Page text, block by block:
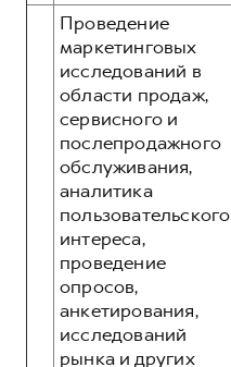
Проведение
маркетинговых
исследований в
области продаж,
сервисного и
послепродажного
обслуживания,
аналитика
пользовательского
интереса,
проведение
опросов,
анкетирования,
исследований
рынка и других